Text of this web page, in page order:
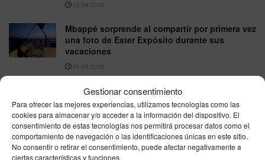
Gestionar consentimiento
Para ofrecer las mejores experiencias, utilizamos tecnologías como las
cookies para almacenar y/o acceder a la información del dispositivo. El
consentimiento de estas tecnologías nos permitirá procesar datos como el
comportamiento de navegación o las identificaciones únicas en este sitio.
No consentir o retirar el consentimiento, puede afectar negativamente a
ciertas características y funciones.
05/08/2026
Mbappé sorprende al compartir por primera vez
una foto de Ester Expósito durante sus
vacaciones
05/08/2026
Sumar plantea revisar el Mundial 2030 con
Marruecos tras la crisis fronteriza de Ceuta
05/08/2026
Ferran Torres cambia el balón por el béisbol y
lanza la primera bola en el Yankee Stadium